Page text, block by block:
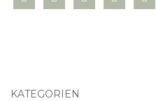
KATEGORIEN